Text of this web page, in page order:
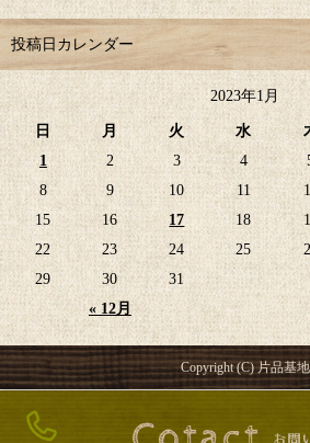
投稿日カレンダー
2023年1月
日 月 火 水
« 12月
1 2 3 4
8
9 10 11
15
16 17 18
22
23 24 25
29
30 31
Copyright (C) 片品基地